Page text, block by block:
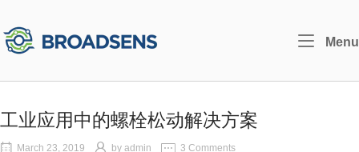
content
Home
Menu
工业应用中的螺栓松动解决方案
March 23, 2019 by admin 3 Comments